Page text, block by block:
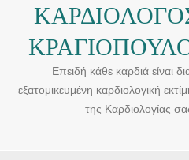
Επειδή κάθε καρδιά είναι
εξατομικευμένη καρδιολογική
της Kαρδιολογίας